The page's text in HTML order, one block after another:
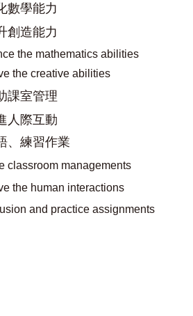
數學能力
創造能力
the mathematics abilities
the creative abilities
課室管理
人際互動
、練習作業
classroom managements
the human interactions
and practice assignments